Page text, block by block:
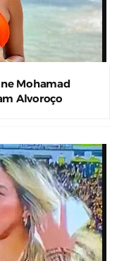
Mohamad
Alvoroço